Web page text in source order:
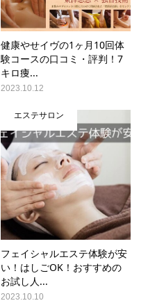
健康やせイヴの1ヶ月10回体
験コースの口コミ・評判！7
キロ痩...
2023.10.12
エステサロン
フェイシャルエステ体験が安
い！はしごOK！おすすめの
お試し人...
2023.10.10